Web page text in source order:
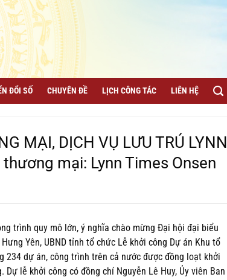
ĐỔI SỐ CHUYÊN ĐỀ LỊCH CÔNG TÁC LIÊN HỆ
MẠI, DỊCH VỤ LƯU TRÚ LYNN
mại: Lynn Times Onsen
trình quy mô lớn, ý nghĩa chào mừng Đại hội đại biểu
Yên, UBND tỉnh tổ chức Lễ khởi công Dự án Khu tổ
234 dự án, công trình trên cả nước được đồng loạt khởi
lễ khởi công có đồng chí Nguyễn Lê Huy, Ủy viên Ban